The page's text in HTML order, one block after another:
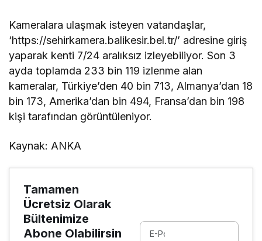
Bismillah” ile Açtı
Kameralara ulaşmak isteyen vatandaşlar,
‘https://sehirkamera.balikesir.bel.tr/’ adresine giriş
yaparak kenti 7/24 aralıksız izleyebiliyor. Son 3
ayda toplamda 233 bin 119 izlenme alan
kameralar, Türkiye’den 40 bin 713, Almanya’dan 18
bin 173, Amerika’dan bin 494, Fransa’dan bin 198
kişi tarafından görüntüleniyor.
Kaynak: ANKA
Tamamen
Ücretsiz Olarak
Bültenimize
Abone Olabilirsin